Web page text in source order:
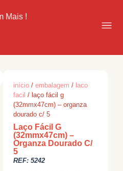
Mais !
início /embalagem / laco
facil / laço fácil g
(32mmx47cm) – organza
dourado c/ 5
Laço Fácil G
(32mmx47cm) –
Organza Dourado C/
5
REF:5242